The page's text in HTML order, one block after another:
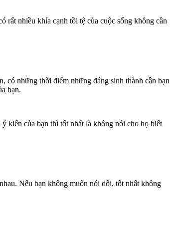
rất nhiều khía cạnh tồi tệ của cuộc sống không cần
có những thời điểm những đáng sinh thành cần bạn
bạn.
kiến của bạn thì tốt nhất là không nói cho họ biết
Nếu bạn không muốn nói dối, tốt nhất không